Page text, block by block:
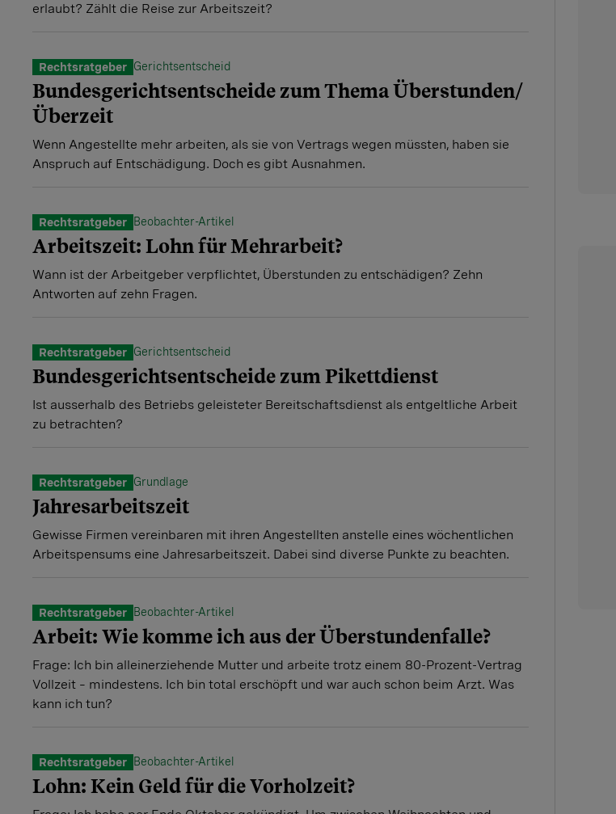
erlaubt? Zählt die Reise zur Arbeitszeit?
Rechtsratgeber Gerichtsentscheid
Bundesgerichtsentscheide zum Thema Überstunden/
Überzeit
Wenn Angestellte mehr arbeiten, als sie von Vertrags wegen müssten, haben sie
Anspruch auf Entschädigung. Doch es gibt Ausnahmen.
Rechtsratgeber Beobachter-Artikel
Arbeitszeit: Lohn für Mehrarbeit?
Wann ist der Arbeitgeber verpflichtet, Überstunden zu entschädigen? Zehn
Antworten auf zehn Fragen.
Rechtsratgeber Gerichtsentscheid
Bundesgerichtsentscheide zum Pikettdienst
Ist ausserhalb des Betriebs geleisteter Bereitschaftsdienst als entgeltliche Arbeit
zu betrachten?
Rechtsratgeber Grundlage
Jahresarbeitszeit
Gewisse Firmen vereinbaren mit ihren Angestellten anstelle eines wöchentlichen
Arbeitspensums eine Jahresarbeitszeit. Dabei sind diverse Punkte zu beachten.
Rechtsratgeber Beobachter-Artikel
Arbeit: Wie komme ich aus der Überstundenfalle?
Frage: Ich bin alleinerziehende Mutter und arbeite trotz einem 80-Prozent-Vertrag
Vollzeit – mindestens. Ich bin total erschöpft und war auch schon beim Arzt. Was
kann ich tun?
Rechtsratgeber Beobachter-Artikel
Lohn: Kein Geld für die Vorholzeit?